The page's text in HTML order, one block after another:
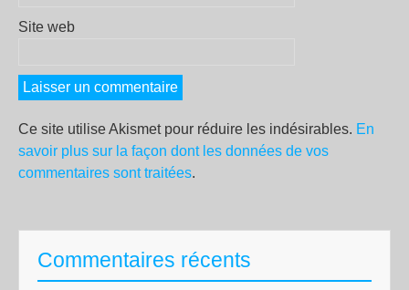
Site web
Ce site utilise Akismet pour réduire les indésirables. En
savoir plus sur la façon dont les données de vos
commentaires sont traitées.
Commentaires récents